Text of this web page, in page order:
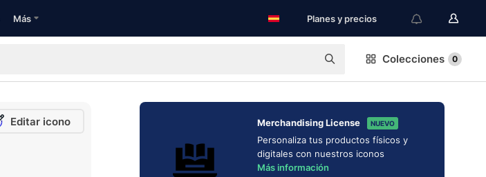
Más Planes y precios
Colecciones 0
Editar icono Merchandising License NUEVO
Personaliza tus productos físicos y
digitales con nuestros iconos
Más información